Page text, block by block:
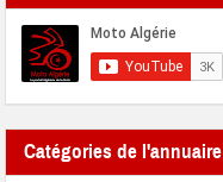
Catégories de l'annuaire